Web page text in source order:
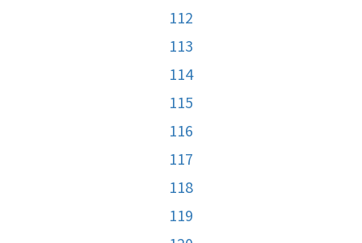
112
113
114
115
116
117
118
119